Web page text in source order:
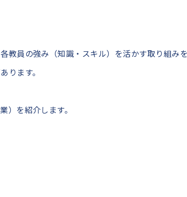
員の強み（知識・スキル）を活かす取り組みを
ります。
）を紹介します。